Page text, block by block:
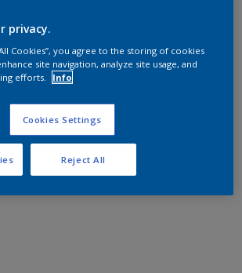
privacy.
Cookies”, you agree to the storing of cookies
site navigation, analyze site usage, and
efforts.
Info
Cookies Settings
Reject All